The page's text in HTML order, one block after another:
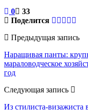
0
33
Поделится
Предыдущая запись
Наращивая панты:
мараловодческое
год
Следующая запись
Из стилиста-визажиста